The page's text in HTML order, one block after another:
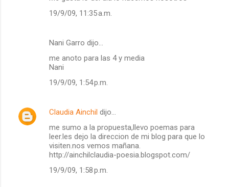
19/9/09, 11:35 a.m.
Nani Garro dijo…
me anoto para las 4 y media
Nani
19/9/09, 1:54 p.m.
Claudia Ainchil dijo…
me sumo a la propuesta,llevo poemas para
leer.les dejo la direccion de mi blog para que lo
visiten.nos vemos mañana.
http://ainchilclaudia-poesia.blogspot.com/
19/9/09, 1:58 p.m.